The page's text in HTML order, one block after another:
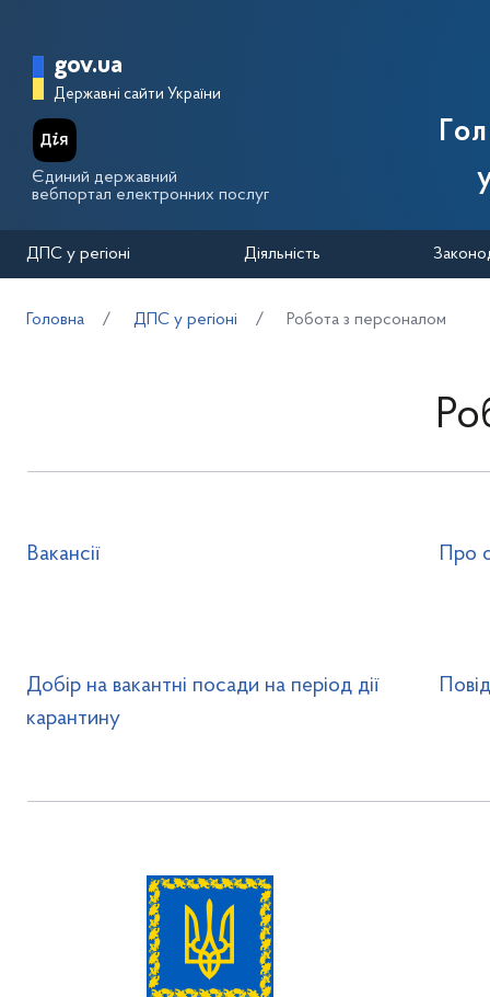
Головна сторінка Державної
gov.ua
Державні сайти України
Єдиний державний
вебпортал електронних послуг
ДПС у регіоні Діяльність
Головна ДПС у регіоні Робота з персоналом
Вакансії Про
Добір на вакантні посади на період дії
карантину